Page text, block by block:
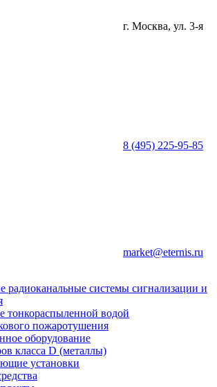
г. Москва, ул. 3-я
8 (495) 225-95-85
market@eternis.ru
радиоканальные системы сигнализации и
тонкораспыленной водой
пожаротушения
оборудование
класса D (металлы)
установки